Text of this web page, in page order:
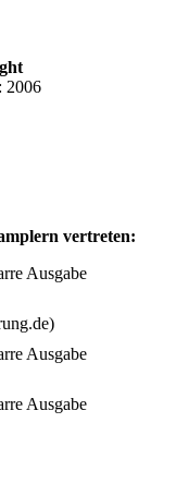
2006
vertreten:
Ausgabe
Ausgabe
Ausgabe